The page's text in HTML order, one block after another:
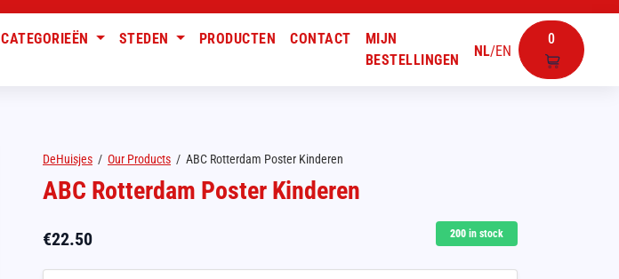
NL/EN
0
CATEGORIEËN STEDEN PRODUCTEN CONTACT
MIJN
BESTELLINGEN
DeHuisjes / Our Products / ABC Rotterdam Poster Kinderen
ABC Rotterdam Poster Kinderen
€22.50 200 in stock